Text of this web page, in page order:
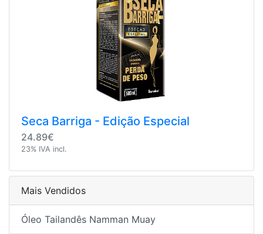
Seca Barriga - Edição Especial
24.89€
23% IVA incl.
Mais Vendidos
Óleo Tailandês Namman Muay